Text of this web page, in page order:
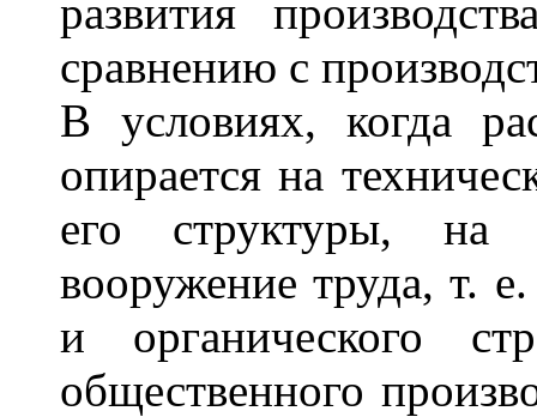
развития
сравнению с
В условиях, когда
опирается на
его структуры, на
вооружение труда, т.
и органического
общественного